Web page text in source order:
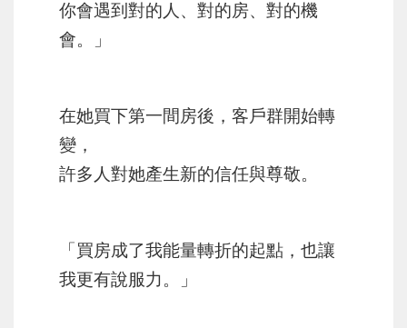
你會遇到對的人、對的房、對的機
會。」
在她買下第一間房後，客戶群開始轉
變，
許多人對她產生新的信任與尊敬。
「買房成了我能量轉折的起點，也讓
我更有說服力。」